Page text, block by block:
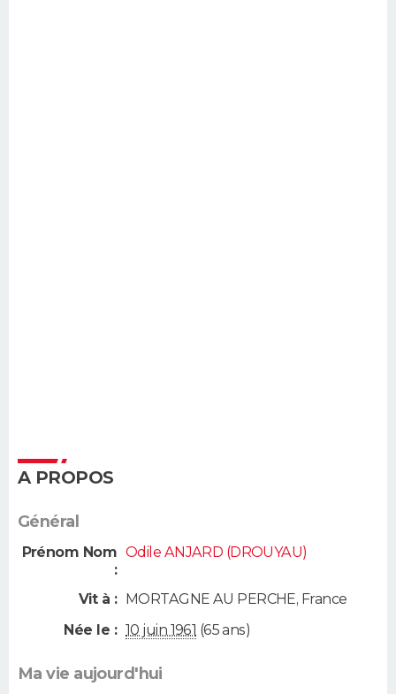
A PROPOS
Général
Prénom Nom
:
Odile ANJARD (DROUYAU)
Vit à : MORTAGNE AU PERCHE, France
Née le : 10 juin 1961 (65 ans)
Ma vie aujourd'hui